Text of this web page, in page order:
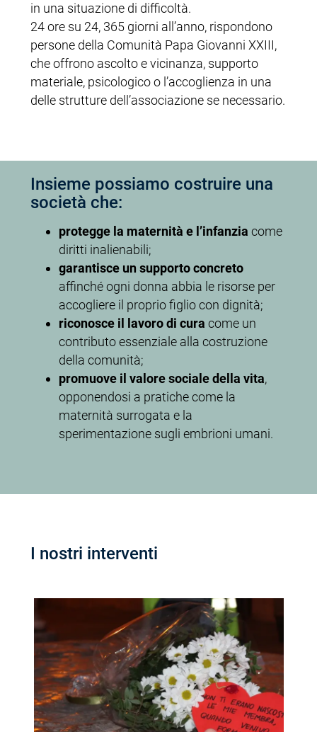
in una situazione di difficoltà.
24 ore su 24, 365 giorni all’anno, rispondono
persone della Comunità Papa Giovanni XXIII,
che offrono ascolto e vicinanza, supporto
materiale, psicologico o l’accoglienza in una
delle strutture dell’associazione se necessario.
Insieme possiamo costruire una
società che:
protegge la maternità e l’infanzia come
diritti inalienabili;
garantisce un supporto concreto
affinché ogni donna abbia le risorse per
accogliere il proprio figlio con dignità;
riconosce il lavoro di cura come un
contributo essenziale alla costruzione
della comunità;
promuove il valore sociale della vita,
opponendosi a pratiche come la
maternità surrogata e la
sperimentazione sugli embrioni umani.
I nostri interventi